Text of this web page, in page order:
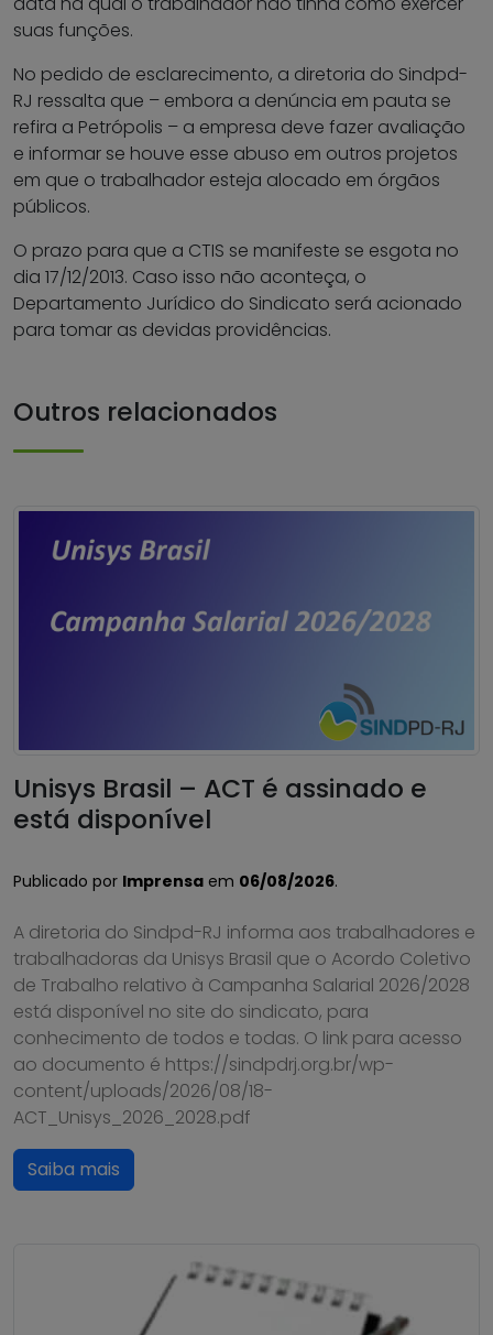
suas funções.
No pedido de esclarecimento, a diretoria do Sindpd-
RJ ressalta que – embora a denúncia em pauta se
refira a Petrópolis – a empresa deve fazer avaliação
e informar se houve esse abuso em outros projetos
em que o trabalhador esteja alocado em órgãos
públicos.
O prazo para que a CTIS se manifeste se esgota no
dia 17/12/2013. Caso isso não aconteça, o
Departamento Jurídico do Sindicato será acionado
para tomar as devidas providências.
Outros relacionados
Unisys Brasil – ACT é assinado e
está disponível
Publicado por Imprensa em 06/08/2026.
A diretoria do Sindpd-RJ informa aos trabalhadores e
trabalhadoras da Unisys Brasil que o Acordo Coletivo
de Trabalho relativo à Campanha Salarial 2026/2028
está disponível no site do sindicato, para
conhecimento de todos e todas. O link para acesso
ao documento é https://sindpdrj.org.br/wp-
content/uploads/2026/08/18-
ACT_Unisys_2026_2028.pdf
Saiba mais